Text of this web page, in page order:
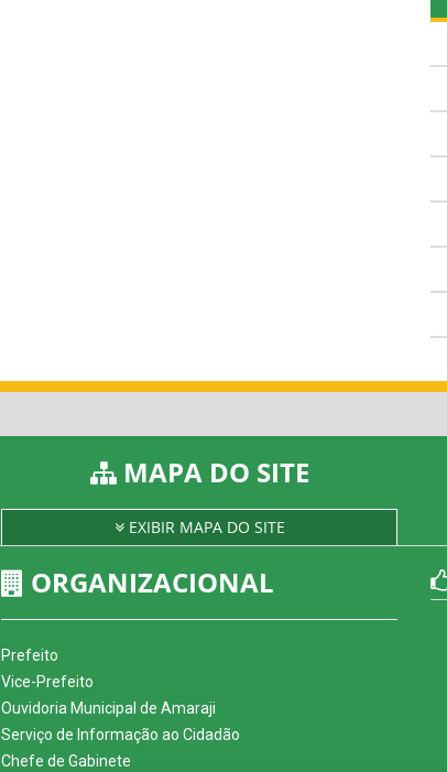
MAPA DO SITE
EXIBIR MAPA DO SITE
ORGANIZACIONAL
Prefeito
Vice-Prefeito
Ouvidoria Municipal de Amaraji
Serviço de Informação ao Cidadão
Chefe de Gabinete